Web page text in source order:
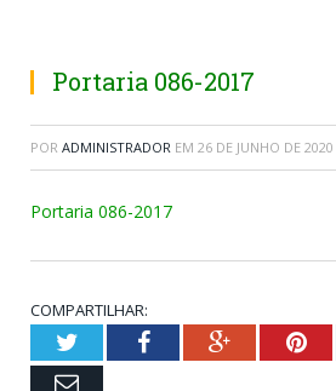
Portaria 086-2017
POR ADMINISTRADOR EM 26 DE JUNHO DE 2020
Portaria 086-2017
COMPARTILHAR:
TwitterFacebookGoogle+
Email